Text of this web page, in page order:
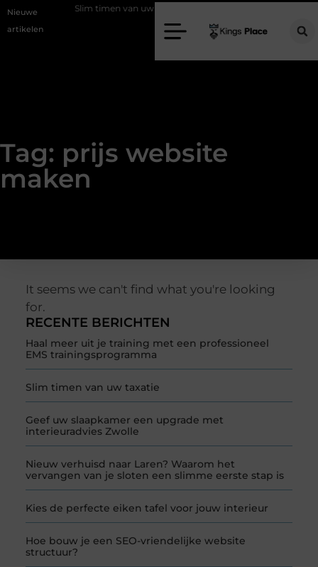
Nieuwe
artikelen
Slim timen van uw taxatie
Tag: prijs website
maken
RECENTE BERICHTEN
Haal meer uit je training met een professioneel
EMS trainingsprogramma
Slim timen van uw taxatie
Geef uw slaapkamer een upgrade met
interieuradvies Zwolle
Nieuw verhuisd naar Laren? Waarom het
vervangen van je sloten een slimme eerste stap is
Kies de perfecte eiken tafel voor jouw interieur
Hoe bouw je een SEO-vriendelijke website
structuur?
It seems we can't find what you're looking
for.